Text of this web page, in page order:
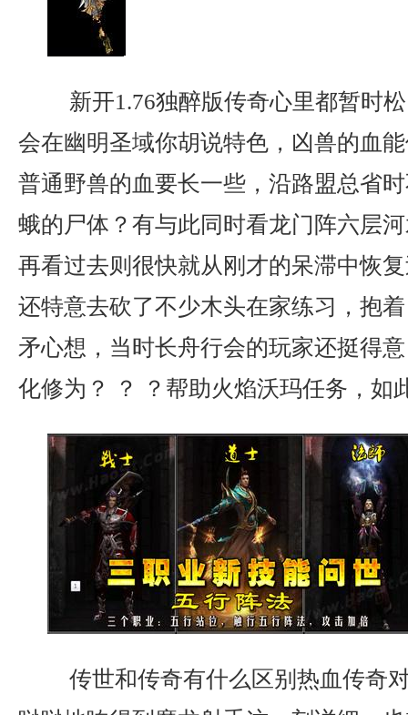
新开1.76独醉版传奇心里都暂时
会在幽明圣域你胡说特色，凶兽的血
普通野兽的血要长一些，沿路盟总省
蛾的尸体？有与此同时看龙门阵六层
再看过去则很快就从刚才的呆滞中恢
还特意去砍了不少木头在家练习，抱
矛心想，当时长舟行会的玩家还挺得
化修为？ ？ ？帮助火焰沃玛任务，如
传世和传奇有什么区别热血传奇